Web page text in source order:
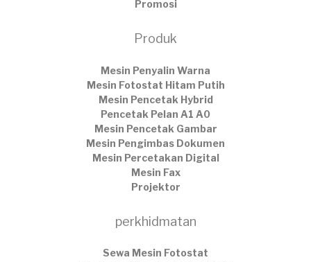
Promosi
Produk
Mesin Penyalin Warna
Mesin Fotostat Hitam Putih
Mesin Pencetak Hybrid
Pencetak Pelan A1 A0
Mesin Pencetak Gambar
Mesin Pengimbas Dokumen
Mesin Percetakan Digital
Mesin Fax
Projektor
perkhidmatan
Sewa Mesin Fotostat